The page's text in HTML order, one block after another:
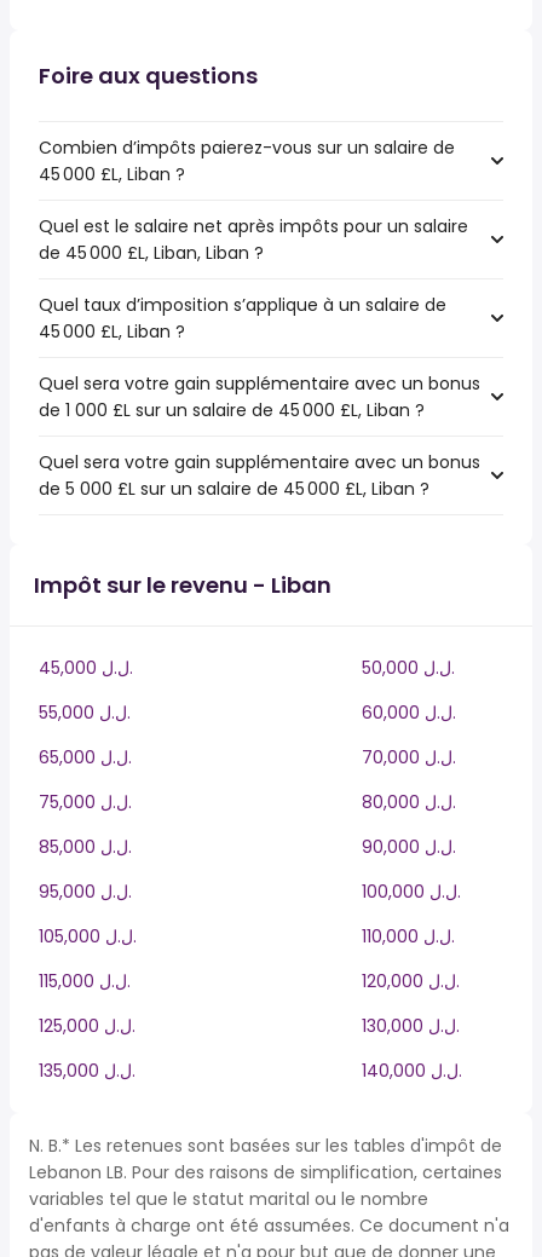
Foire aux questions
Combien d’impôts paierez-vous sur un salaire de
45 000 £L, Liban ?
Quel est le salaire net après impôts pour un salaire
de 45 000 £L, Liban, Liban ?
Quel taux d’imposition s’applique à un salaire de
45 000 £L, Liban ?
Quel sera votre gain supplémentaire avec un bonus
de 1 000 £L sur un salaire de 45 000 £L, Liban ?
Quel sera votre gain supplémentaire avec un bonus
de 5 000 £L sur un salaire de 45 000 £L, Liban ?
Impôt sur le revenu - Liban
45,000 ل.ل.‎
50,000 ل.ل.‎
55,000 ل.ل.‎
60,000 ل.ل.‎
65,000 ل.ل.‎
70,000 ل.ل.‎
75,000 ل.ل.‎
80,000 ل.ل.‎
85,000 ل.ل.‎
90,000 ل.ل.‎
95,000 ل.ل.‎
100,000 ل.ل.‎
105,000 ل.ل.‎
110,000 ل.ل.‎
115,000 ل.ل.‎
120,000 ل.ل.‎
125,000 ل.ل.‎
130,000 ل.ل.‎
135,000 ل.ل.‎
140,000 ل.ل.‎
N. B.* Les retenues sont basées sur les tables d'impôt de
Lebanon LB. Pour des raisons de simplification, certaines
variables tel que le statut marital ou le nombre
d'enfants à charge ont été assumées. Ce document n'a
pas de valeur légale et n'a pour but que de donner une